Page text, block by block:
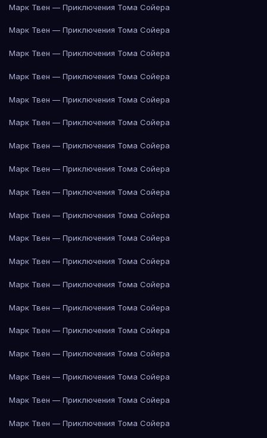
Марк Твен — Приключения Тома Сойера
Марк Твен — Приключения Тома Сойера
Марк Твен — Приключения Тома Сойера
Марк Твен — Приключения Тома Сойера
Марк Твен — Приключения Тома Сойера
Марк Твен — Приключения Тома Сойера
Марк Твен — Приключения Тома Сойера
Марк Твен — Приключения Тома Сойера
Марк Твен — Приключения Тома Сойера
Марк Твен — Приключения Тома Сойера
Марк Твен — Приключения Тома Сойера
Марк Твен — Приключения Тома Сойера
Марк Твен — Приключения Тома Сойера
Марк Твен — Приключения Тома Сойера
Марк Твен — Приключения Тома Сойера
Марк Твен — Приключения Тома Сойера
Марк Твен — Приключения Тома Сойера
Марк Твен — Приключения Тома Сойера
Марк Твен — Приключения Тома Сойера